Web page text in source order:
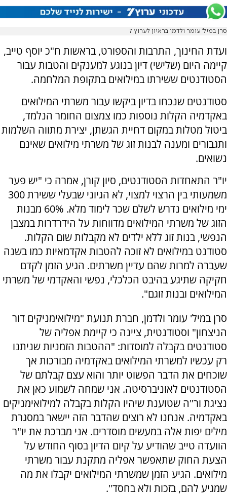
סרן במיל' עומר ולדמן בראיון לערוץ 7
ועדת החינוך, התרבות והספורט, בראשות ח"כ יוסף טייב,
קיימה היום (שלישי) דיון בנוגע למענקים והטבות עבור
הסטודנטים ששירתו במילואים בתקופת המלחמה.
סטודנטים שנכחו בדיון ביקשו עבור משרתי המילואים
באקדמיה הקלות נוספות כמו צמצום החומר הנלמד,
ביטול מטלות במקום דחיית הגשתן, יצירת מתווה השלמות
ותגבורים ומענה לבנות זוג של משרתי מילואים שאינם
נשואים.
יו"ר התאחדות הסטודנטים, סיון קורן, אמרה כי "יש פער
משמעותי בין הרצוי למצוי, לא הגיוני שבעלי ששירת 300
ימי מילואים נדרש לשלם שכר לימוד מלא. 60% מבנות
הזוג של משרתי המילואים מדווחות על הידרדרות במצבן
הנפשי, בנות זוג ללא ילדים לא מקבלות שום הקלות.
סטודנט במילואים לא זוכה להטבות אקדמאיות כמו בשנה
שעברה למרות שהם עדיין משרתים. הגיע הזמן לקדם
חקיקה שתיגע בהיבט הכלכלי, נפשי והאקדמי של משרתי
המילואים ובנות זוגם".
סרן במיל' עומר ולדמן, חברת תנועת "מילואימניקים דור
הניצחון" וסטודנטית, ציינה כי קיימת אפליה של
סטודנטים בקבלה למוסדות: "ההטבות הזמניות שניתנו
רק עכשיו למשרתי המילואים באקדמיה מבורכות אך
שוכחים את הדבר הפשוט יותר והוא עצם קבלתם של
הסטודנטים לאוניברסיטה. אני שמחה לשמוע כאן את
נציגת ור"ה שטוענת שיהיו הקלות בקבלה למילואימניקים
באקדמיה. אנחנו לא רוצים שהדבר הזה יישאר במסגרת
מילים יפות אלה במעשים מוסדרים. אני מברכת את יו"ר
הוועדה טייב שהודיע על קיום הדיון בסוף החודש על
הצעת החוק שתאפשר אפליה מתקנת עבור משרתי
מילואים. הגיע הזמן שמשרתי המילואים יקבלו את מה
שמגיע להם, בזכות ולא בחסד".